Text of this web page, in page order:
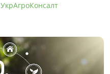
УкрАгроКонсалт